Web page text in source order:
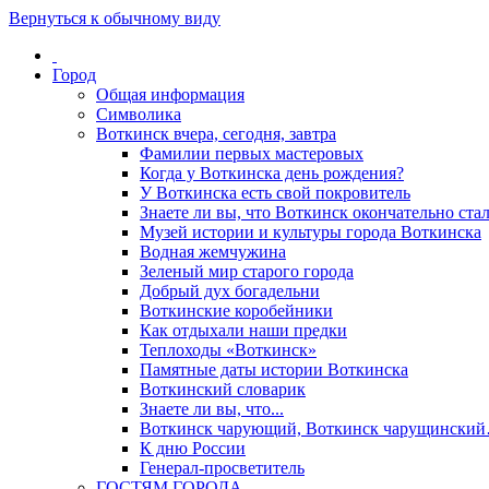
Вернуться к обычному виду
Город
Общая информация
Символика
Воткинск вчера, сегодня, завтра
Фамилии первых мастеровых
Когда у Воткинска день рождения?
У Воткинска есть свой покровитель
Знаете ли вы, что Воткинск окончательно
Музей истории и культуры города Воткинска
Водная жемчужина
Зеленый мир старого города
Добрый дух богадельни
Воткинские коробейники
Как отдыхали наши предки
Теплоходы «Воткинск»
Памятные даты истории Воткинска
Воткинский словарик
Знаете ли вы, что...
Воткинск чарующий, Воткинск
К дню России
Генерал-просветитель